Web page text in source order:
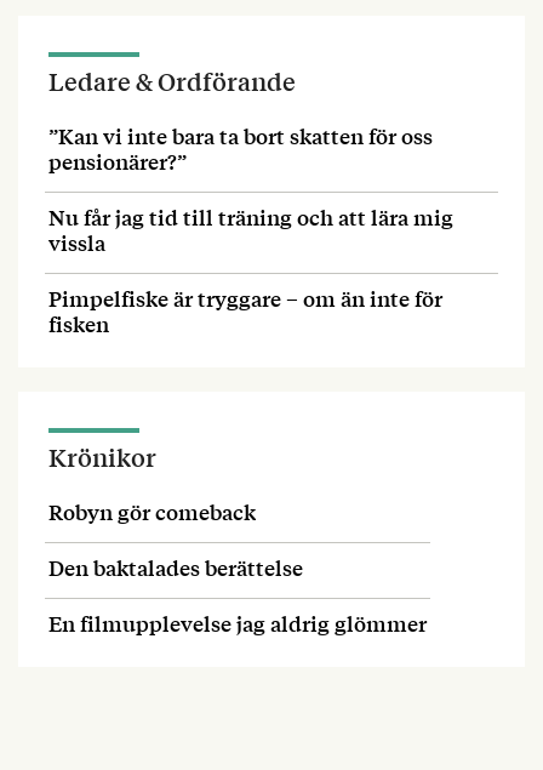
Ledare & Ordförande
”Kan vi inte bara ta bort skatten för oss
pensionärer?”
Nu får jag tid till träning och att lära mig
vissla
Pimpelfiske är tryggare – om än inte för
fisken
Krönikor
Robyn gör comeback
Den baktalades berättelse
En filmupplevelse jag aldrig glömmer